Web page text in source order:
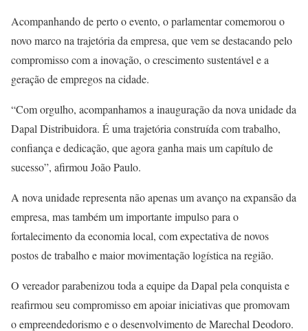
Acompanhando de perto o evento, o parlamentar comemorou o
novo marco na trajetória da empresa, que vem se destacando pelo
compromisso com a inovação, o crescimento sustentável e a
geração de empregos na cidade.
“Com orgulho, acompanhamos a inauguração da nova unidade da
Dapal Distribuidora. É uma trajetória construída com trabalho,
confiança e dedicação, que agora ganha mais um capítulo de
sucesso”, afirmou João Paulo.
A nova unidade representa não apenas um avanço na expansão da
empresa, mas também um importante impulso para o
fortalecimento da economia local, com expectativa de novos
postos de trabalho e maior movimentação logística na região.
O vereador parabenizou toda a equipe da Dapal pela conquista e
reafirmou seu compromisso em apoiar iniciativas que promovam
o empreendedorismo e o desenvolvimento de Marechal Deodoro.